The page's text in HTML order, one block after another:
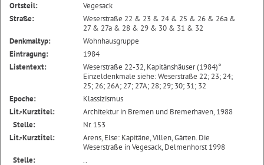
Ortsteil:
Vegesack
Straße:
Weserstraße 22 & 23 & 24 & 25 & 26 & 26a &
27 & 27a & 28 & 29 & 30 & 31 & 32
Denkmaltyp:
Wohnhausgruppe
Eintragung:
1984
Listentext:
Weserstraße 22-32, Kapitänshäuser (1984)°
Einzeldenkmale siehe: Weserstraße 22; 23; 24;
25; 26; 26A; 27; 27A; 28; 29; 30; 31; 32
Epoche:
Klassizismus
Lit.-Kurztitel:
Architektur in Bremen und Bremerhaven, 1988
Stelle:
Nr. 153
Lit.-Kurztitel:
Arens, Else: Kapitäne, Villen, Gärten. Die
Weserstraße in Vegesack, Delmenhorst 1998
Stelle:
..